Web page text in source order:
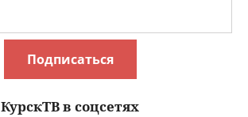
Подписаться
КурскТВ в соцсетях